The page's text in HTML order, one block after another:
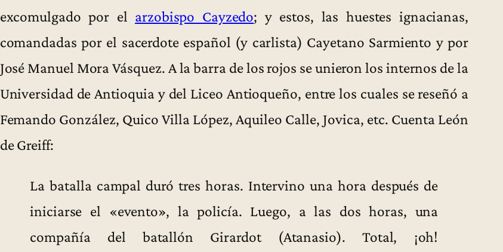
excomulgado por el arzobispo Cayzedo; y estos, las huestes ignacianas,
comandadas por el sacerdote español (y carlista) Cayetano Sarmiento y por
José Manuel Mora Vásquez. A la barra de los rojos se unieron los internos de la
Universidad de Antioquia y del Liceo Antioqueño, entre los cuales se reseñó a
Femando González, Quico Villa López, Aquileo Calle, Jovica, etc. Cuenta León
de Greiff:
La batalla campal duró tres horas. Intervino una hora después de
iniciarse el «evento», la policía. Luego, a las dos horas, una
compañía del batallón Girardot (Atanasio). Total, ¡oh!